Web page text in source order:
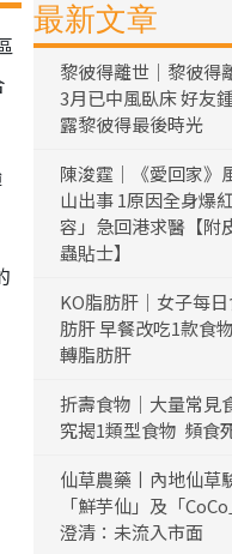
最新文章
黎彼得離世｜黎彼得
3月已中風臥床 好友
露黎彼得最後時光
陳浚霆｜《愛回家》
山出事 1原因全身爆
容」急回港求醫【附
蟲貼士】
KO脂肪肝｜女子每
肪肝 早餐改吃1款食
轉脂肪肝
折壽食物｜大量常見
究揭1類型食物 頻食
仙草農藥丨內地仙草
「鮮芋仙」及「
澄清：未流入市面